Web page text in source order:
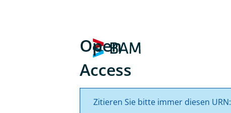
Open
Access
Zitieren Sie bitte immer diesen URN: